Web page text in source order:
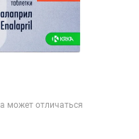
может отличаться